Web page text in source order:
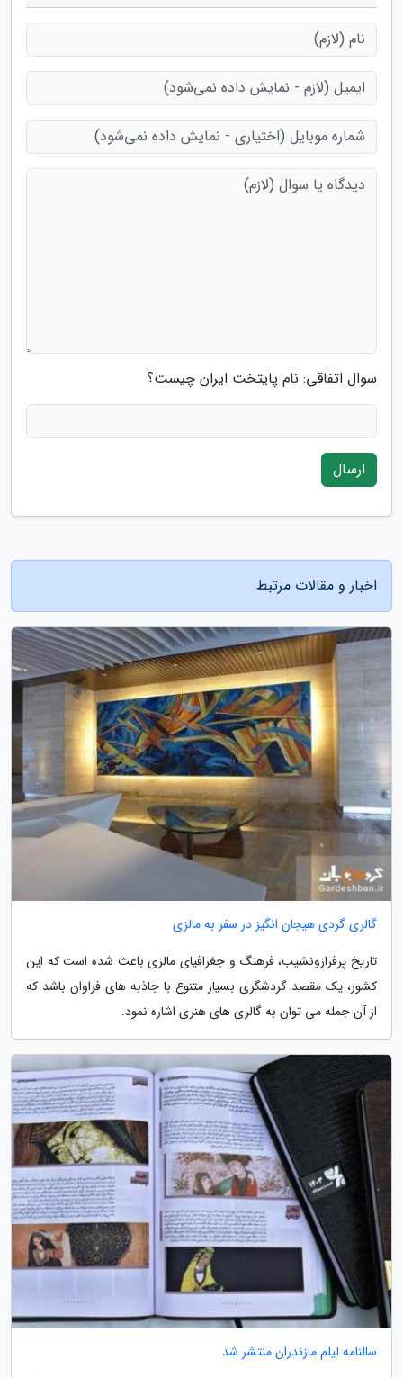
سوال اتفاقی: نام پایتخت ایران چیست؟
ارسال
اخبار و مقالات مرتبط
گالری گردی هیجان انگیز در سفر به مالزی
تاریخ پرفرازونشیب، فرهنگ و جغرافیای مالزی باعث شده است که این
کشور، یک مقصد گردشگری بسیار متنوع با جاذبه های فراوان باشد که
از آن جمله می توان به گالری های هنری اشاره نمود.
سالنامه لیلم مازندران منتشر شد